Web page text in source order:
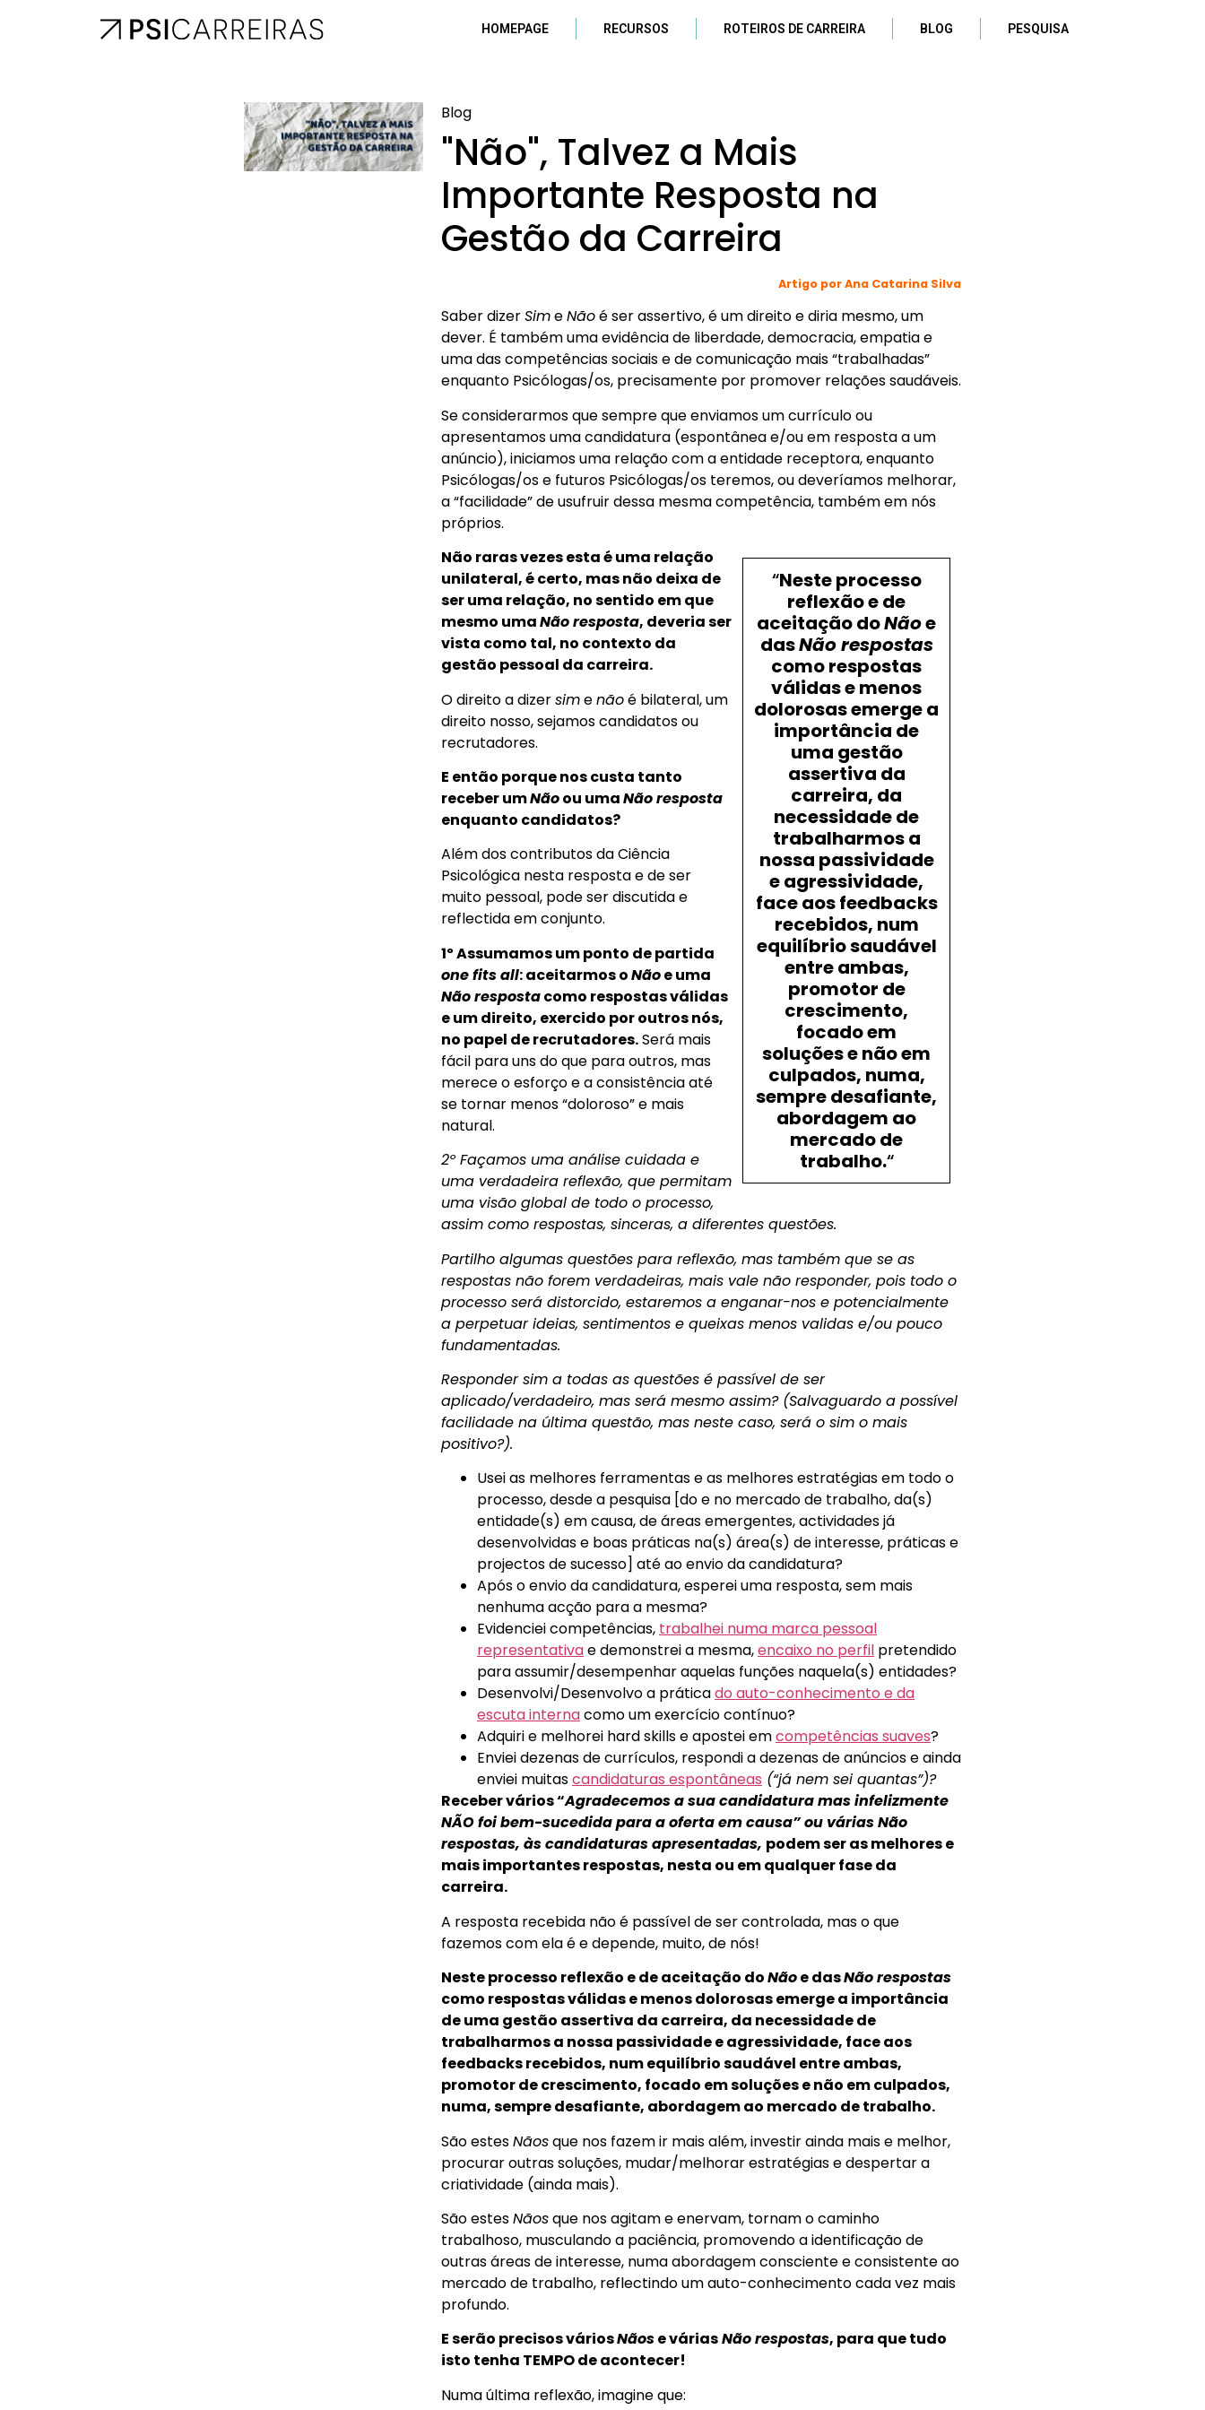
HOMEPAGE RECURSOS ROTEIROS DE CARREIRA BLOG PESQUISA
Blog
"Não", Talvez a Mais
Importante Resposta na
Gestão da Carreira
Artigo por Ana Catarina Silva
Saber dizerSimeNãoé ser assertivo, é um direito e diria mesmo, um
dever. É também uma evidência de liberdade, democracia, empatia e
uma das competências sociais e de comunicação mais “trabalhadas”
enquanto Psicólogas/os, precisamente por promover relações saudáveis.
Se considerarmos que sempre que enviamos um currículo ou
apresentamos uma candidatura (espontânea e/ou em resposta a um
anúncio), iniciamos uma relação com a entidade receptora, enquanto
Psicólogas/os e futuros Psicólogas/os teremos, ou deveríamos melhorar,
a “facilidade” de usufruir dessa mesma competência, também em nós
próprios.
“Neste processo
reflexão e de
aceitação doNãoe
dasNão respostas
como respostas
válidas e menos
dolorosas emerge a
importância de
uma gestão
assertiva da
carreira, da
necessidade de
trabalharmos a
nossa passividade
e agressividade,
face aos feedbacks
recebidos, num
equilíbrio saudável
entre ambas,
promotor de
crescimento,
focado em
soluções e não em
culpados, numa,
sempre desafiante,
abordagem ao
mercado de
trabalho.“
Não raras vezes esta é uma relação
unilateral, é certo, mas não deixa de
ser uma relação, no sentido em que
mesmo umaNão resposta, deveria ser
vista como tal, no contexto da
gestão pessoal da carreira.
O direito a dizersimenãoé bilateral, um
direito nosso, sejamos candidatos ou
recrutadores.
E então porque nos custa tanto
receber umNãoou umaNão resposta
enquanto candidatos?
Além dos contributos da Ciência
Psicológica nesta resposta e de ser
muito pessoal, pode ser discutida e
reflectida em conjunto.
1º Assumamos um ponto de partida
one fits all: aceitarmos oNãoe uma
Não respostacomo respostas válidas
e um direito, exercido por outros nós,
no papel de recrutadores.Será mais
fácil para uns do que para outros, mas
merece o esforço e a consistência até
se tornar menos “doloroso” e mais
natural.
2º Façamos uma análise cuidada e
uma verdadeira reflexão, que permitam
uma visão global de todo o processo,
assim como respostas, sinceras, a diferentes questões.
Partilho algumas questões para reflexão, mas também que se as
respostas não forem verdadeiras, mais vale não responder, pois todo o
processo será distorcido, estaremos a enganar-nos e potencialmente
a perpetuar ideias, sentimentos e queixas menos validas e/ou pouco
fundamentadas.
Responder sim a todas as questões é passível de ser
aplicado/verdadeiro, mas será mesmo assim? (Salvaguardo a possível
facilidade na última questão, mas neste caso, será o sim o mais
positivo?).
Usei as melhores ferramentas e as melhores estratégias em todo o
processo, desde a pesquisa [do e no mercado de trabalho, da(s)
entidade(s) em causa, de áreas emergentes, actividades já
desenvolvidas e boas práticas na(s) área(s) de interesse, práticas e
projectos de sucesso] até ao envio da candidatura?
Após o envio da candidatura, esperei uma resposta, sem mais
nenhuma acção para a mesma?
Evidenciei competências, trabalhei numa marca pessoal
representativae demonstrei a mesma,encaixo no perfil pretendido
para assumir/desempenhar aquelas funções naquela(s) entidades?
Desenvolvi/Desenvolvo a práticado auto-conhecimento e da
escuta internacomo um exercício contínuo?
Adquiri e melhorei hard skills e apostei emcompetências suaves?
Enviei dezenas de currículos, respondi a dezenas de anúncios e ainda
enviei muitascandidaturas espontâneas (“já nem sei quantas”)?
Receber vários “Agradecemos a sua candidatura mas infelizmente
NÃO foi bem-sucedida para a oferta em causa” ou várias Não
respostas, às candidaturas apresentadas, podem ser as melhores e
mais importantes respostas, nesta ou em qualquer fase da
carreira.
A resposta recebida não é passível de ser controlada, mas o que
fazemos com ela é e depende, muito, de nós!
Neste processo reflexão e de aceitação doNãoe dasNão respostas
como respostas válidas e menos dolorosas emerge a importância
de uma gestão assertiva da carreira, da necessidade de
trabalharmos a nossa passividade e agressividade, face aos
feedbacks recebidos, num equilíbrio saudável entre ambas,
promotor de crescimento, focado em soluções e não em culpados,
numa, sempre desafiante, abordagem ao mercado de trabalho.
São estesNãosque nos fazem ir mais além, investir ainda mais e melhor,
procurar outras soluções, mudar/melhorar estratégias e despertar a
criatividade (ainda mais).
São estesNãosque nos agitam e enervam, tornam o caminho
trabalhoso, musculando a paciência, promovendo a identificação de
outras áreas de interesse, numa abordagem consciente e consistente ao
mercado de trabalho, reflectindo um auto-conhecimento cada vez mais
profundo.
E serão precisos váriosNãose váriasNão respostas, para que tudo
isto tenha TEMPO de acontecer!
Numa última reflexão, imagine que: